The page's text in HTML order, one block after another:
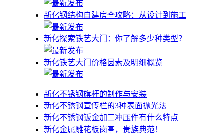
新化钢结构自建房全攻略：从设计到施工
新化探索铁艺大门：你了解多少种类型？
新化铁艺大门价格因素及明细概览
新化不锈钢旗杆的制作与安装
新化不锈钢宣传栏的3种表面抛光法
新化不锈钢钣金加工冲压件有什么特点
新化金属雕花板岗亭，贵族典范！